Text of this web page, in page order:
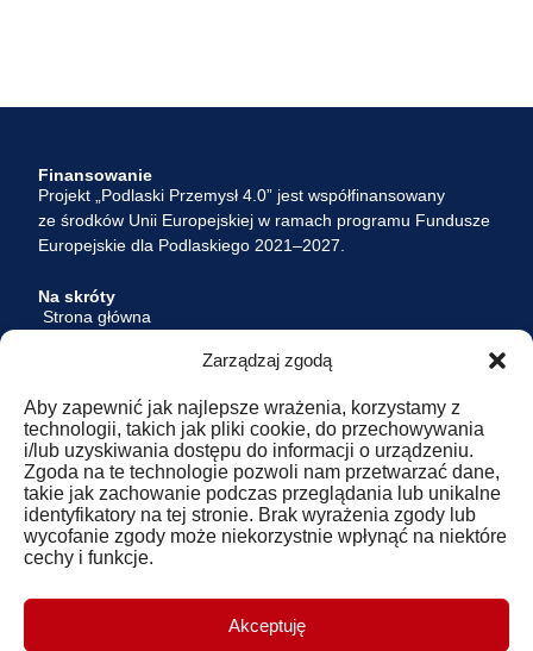
Zarządzaj zgodą
Aby zapewnić jak najlepsze wrażenia, korzystamy z
technologii, takich jak pliki cookie, do przechowywania
i/lub uzyskiwania dostępu do informacji o urządzeniu.
Zgoda na te technologie pozwoli nam przetwarzać dane,
takie jak zachowanie podczas przeglądania lub unikalne
identyfikatory na tej stronie. Brak wyrażenia zgody lub
wycofanie zgody może niekorzystnie wpłynąć na niektóre
cechy i funkcje.
Akceptuję
Finansowanie
Projekt „Podlaski Przemysł 4.0” jest współfinansowany
ze środków Unii Europejskiej w ramach programu Fundusze
Europejskie dla Podlaskiego 2021–2027.
Na skróty
Strona główna
Dokumenty
Kontakt
Logowanie
Realizatorzy
Polski Klaster Budowlany P.S.A.
Polskie Stowarzyszenie Doradcze i Konsultingowe